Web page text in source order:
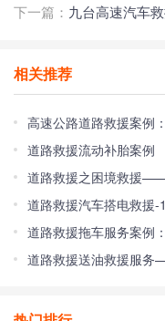
下一篇： 九台高速汽车救援
相关推荐
高速公路道路救援案例
道路救援流动补胎案例
道路救援之困境救援
道路救援汽车搭电救援
道路救援送油救援服